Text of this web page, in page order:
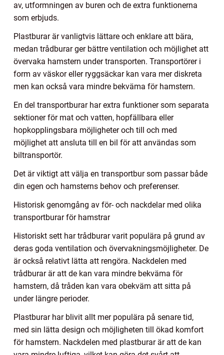
av, utformningen av buren och de extra funktionerna
som erbjuds.
Plastburar är vanligtvis lättare och enklare att bära,
medan trådburar ger bättre ventilation och möjlighet att
övervaka hamstern under transporten. Transportörer i
form av väskor eller ryggsäckar kan vara mer diskreta
men kan också vara mindre bekväma för hamstern.
En del transportburar har extra funktioner som separata
sektioner för mat och vatten, hopfällbara eller
hopkopplingsbara möjligheter och till och med
möjlighet att ansluta till en bil för att användas som
biltransportör.
Det är viktigt att välja en transportbur som passar både
din egen och hamsterns behov och preferenser.
Historisk genomgång av för- och nackdelar med olika
transportburar för hamstrar
Historiskt sett har trådburar varit populära på grund av
deras goda ventilation och övervakningsmöjligheter. De
är också relativt lätta att rengöra. Nackdelen med
trådburar är att de kan vara mindre bekväma för
hamstern, då tråden kan vara obekväm att sitta på
under längre perioder.
Plastburar har blivit allt mer populära på senare tid,
med sin lätta design och möjligheten till ökad komfort
för hamstern. Nackdelen med plastburar är att de kan